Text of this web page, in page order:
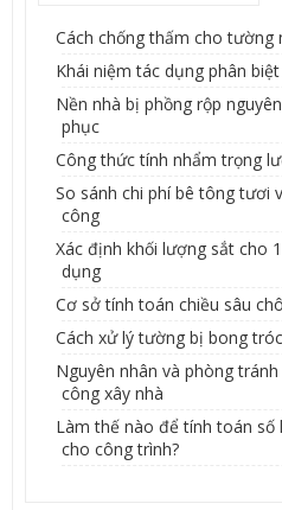
Cách chống thấm cho
Khái niệm tác dụng phân
Nền nhà bị phồng rộp
phục
Công thức tính nhẩm trọng
So sánh chi phí bê tông tươi
công
Xác định khối lượng sắt cho
dụng
Cơ sở tính toán chiều sâu
Cách xử lý tường bị bong tróc
Nguyên nhân và phòng
công xây nhà
Làm thế nào để tính toán số
cho công trình?